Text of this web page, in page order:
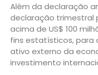
Além da declaração
declaração trimestral
acima de US$ 100
fins estatísticos, para
ativo externo da
investimento